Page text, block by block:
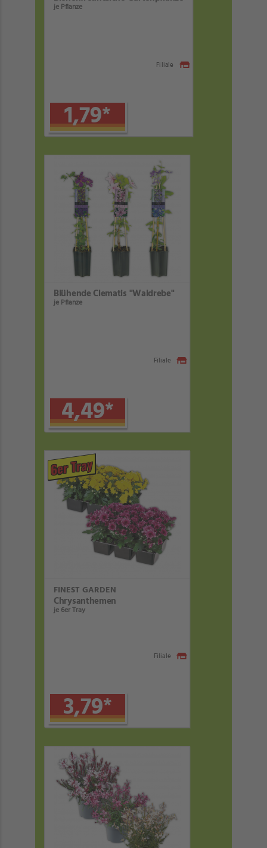
je Pflanze
1,79*
Filiale
Blühende Clematis "Waldrebe"
je Pflanze
4,49*
Filiale
6er Tray
FINEST GARDEN
Chrysanthemen
je 6er Tray
3,79*
Filiale